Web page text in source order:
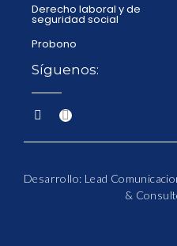
Derecho laboral y de
seguridad social
Probono
Síguenos:
Desarrollo: Lead
&